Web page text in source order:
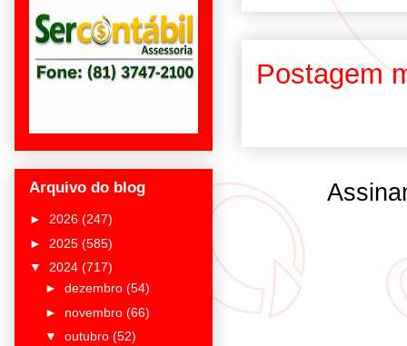
Postagem
Arquivo do blog
► 2026 (247)
► 2025 (585)
▼ 2024 (717)
► dezembro (54)
► novembro (66)
▼ outubro (52)